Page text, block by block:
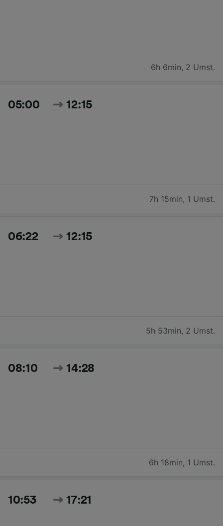
6h 6min, 2 Umst.
05:00 12:15
7h 15min, 1 Umst.
06:22 12:15
5h 53min, 2 Umst.
08:10 14:28
6h 18min, 1 Umst.
10:53 17:21